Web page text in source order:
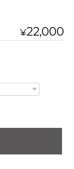
¥22,000